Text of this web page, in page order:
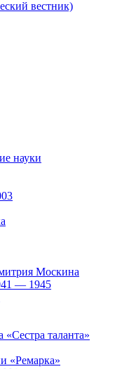
вестник)
науки
Москина
— 1945
«Сестра таланта»
«Ремарка»